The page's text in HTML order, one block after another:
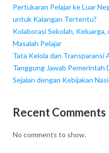
Pertukaran Pelajar ke Luar
untuk Kalangan Tertentu?
Kolaborasi Sekolah,
Masalah Pelajar
Tata Kelola dan Transparansi
Tanggung Jawab
Sejalan dengan Kebijakan
Recent Comments
No comments to show.